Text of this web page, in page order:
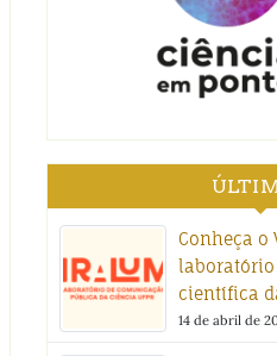
Conheça o
laboratório
científica
14 de abril de